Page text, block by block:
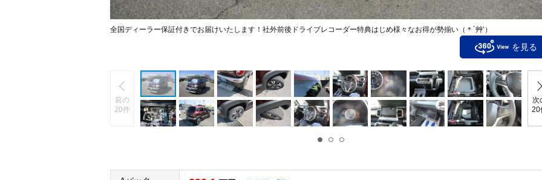
全国ディーラー保証付きでお届けいたします！社外前後ドライブレコーダー特典はじめ様々なお得が勢揃い（＊´艸‘）
を見る
前の
20件
次
20